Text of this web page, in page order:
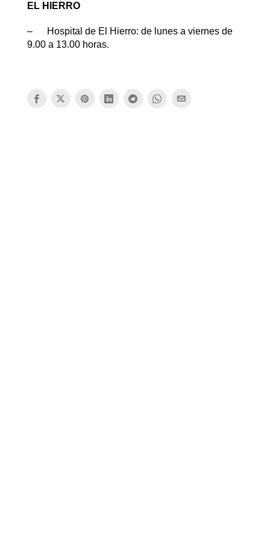
EL HIERRO
– Hospital de El Hierro: de lunes a viernes de
9.00 a 13.00 horas.